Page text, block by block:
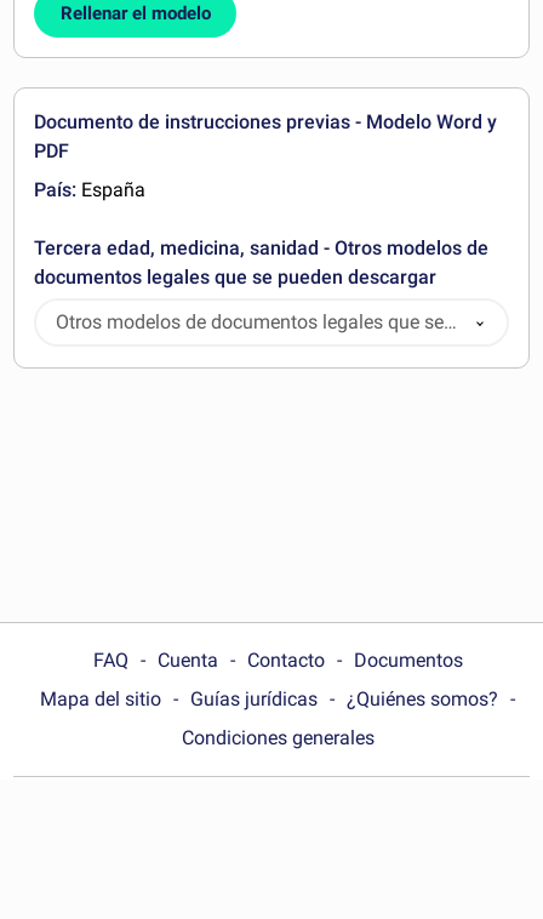
Rellenar el modelo
Documento de instrucciones previas - Modelo Word y
PDF
País: España
Tercera edad, medicina, sanidad - Otros modelos de
documentos legales que se pueden descargar
Otros modelos de documentos legales que se
pueden descargar
FAQ Cuenta Contacto
Documentos
Mapa del sitio
Guías jurídicas
¿Quiénes somos?
Condiciones generales